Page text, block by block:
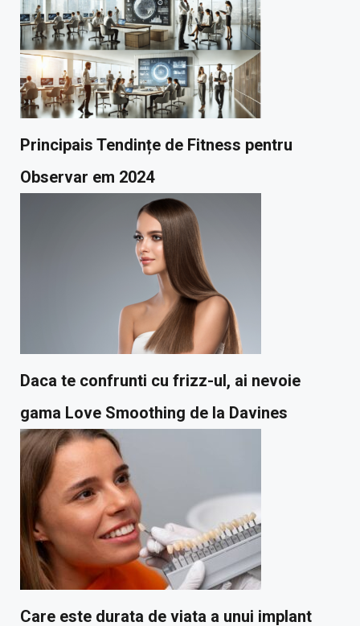
Principais Tendințe de Fitness pentru
Observar em 2024
Daca te confrunti cu frizz-ul, ai nevoie
gama Love Smoothing de la Davines
Care este durata de viata a unui implant